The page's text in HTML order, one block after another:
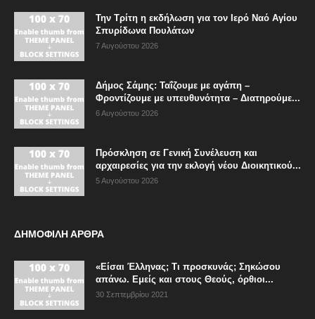
Την Τρίτη η εκδήλωση για τον Ιερό Ναό Αγίου
Σπυρίδωνα Πουλάτων
7 Αυγούστου 2026
Δήμος Σάμης: Ταΐζουμε με αγάπη –
Φροντίζουμε με υπευθυνότητα – Διατηρούμε...
6 Αυγούστου 2026
Πρόσκληση σε Γενική Συνέλευση και
αρχαιρεσίες για την εκλογή νέου Διοικητικού...
5 Αυγούστου 2026
ΔΗΜΟΦΙΛΗ ΑΡΘΡΑ
«Είσαι Έλληνας; Τι προσκυνάς; Σηκώσου
απάνω. Εμείς και στους Θεούς, όρθιοι...
30 Σεπτεμβρίου 2021